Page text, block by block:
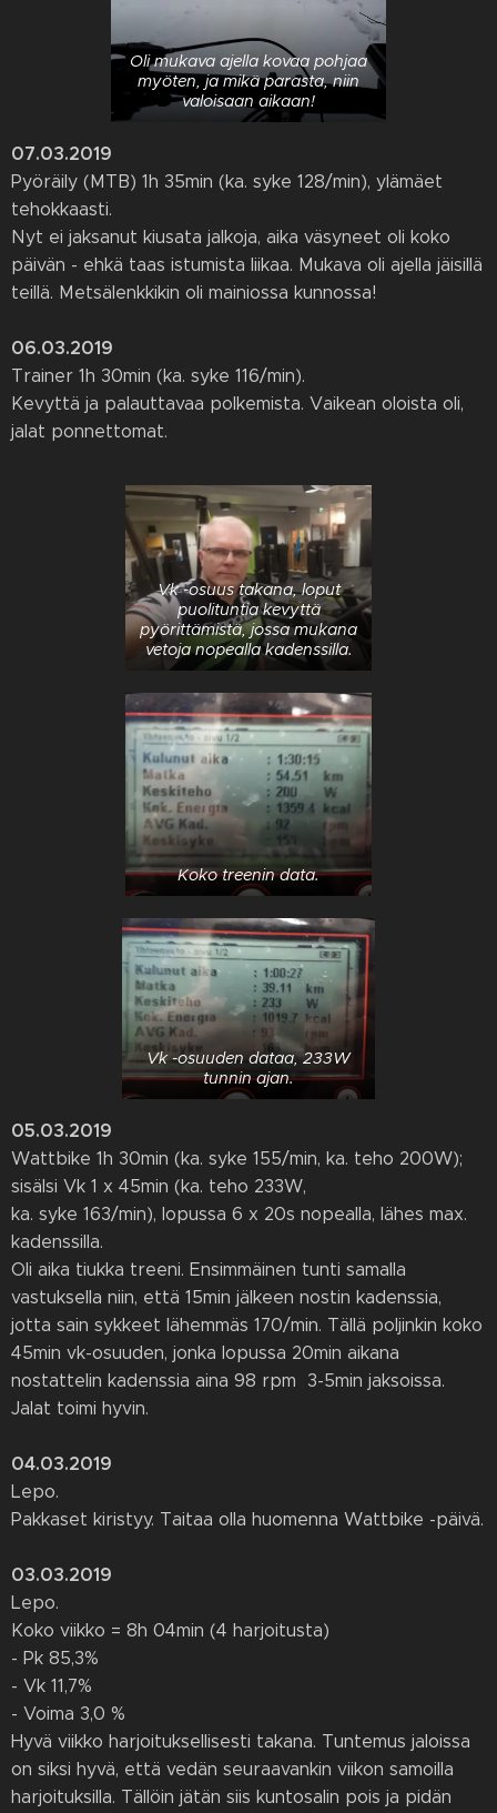
Oli mukava ajella kovaa pohjaa
myöten, ja mikä parasta, niin
valoisaan aikaan!
07.03.2019
Pyöräily (MTB) 1h 35min (ka. syke 128/min), ylämäet
tehokkaasti.
Nyt ei jaksanut kiusata jalkoja, aika väsyneet oli koko
päivän - ehkä taas istumista liikaa. Mukava oli ajella jäisillä
teillä. Metsälenkkikin oli mainiossa kunnossa!
06.03.2019
Trainer 1h 30min (ka. syke 116/min).
Kevyttä ja palauttavaa polkemista. Vaikean oloista oli,
jalat ponnettomat.
Vk -osuus takana, loput
puolituntia kevyttä
pyörittämistä, jossa mukana
vetoja nopealla kadenssilla.
Koko treenin data.
Vk -osuuden dataa, 233W
tunnin ajan.
05.03.2019
Wattbike 1h 30min (ka. syke 155/min, ka. teho 200W);
sisälsi Vk 1 x 45min (ka. teho 233W,
ka. syke 163/min), lopussa 6 x 20s nopealla, lähes max.
kadenssilla.
Oli aika tiukka treeni. Ensimmäinen tunti samalla
vastuksella niin, että 15min jälkeen nostin kadenssia,
jotta sain sykkeet lähemmäs 170/min. Tällä poljinkin koko
45min vk-osuuden, jonka lopussa 20min aikana
nostattelin kadenssia aina 98 rpm 3-5min jaksoissa.
Jalat toimi hyvin.
04.03.2019
Lepo.
Pakkaset kiristyy. Taitaa olla huomenna Wattbike -päivä.
03.03.2019
Lepo.
Koko viikko = 8h 04min (4 harjoitusta)
- Pk 85,3%
- Vk 11,7%
- Voima 3,0 %
Hyvä viikko harjoituksellisesti takana. Tuntemus jaloissa
on siksi hyvä, että vedän seuraavankin viikon samoilla
harjoituksilla. Tällöin jätän siis kuntosalin pois ja pidän